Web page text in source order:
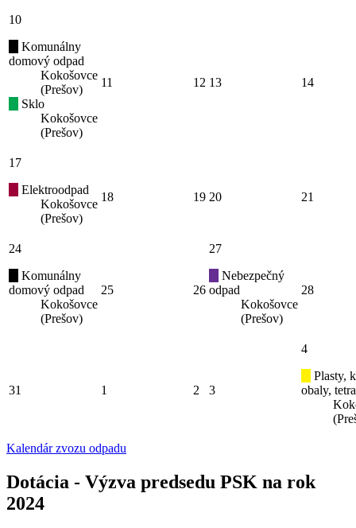
10
Komunálny
domový odpad
Kokošovce
(Prešov)
Sklo
Kokošovce
(Prešov)
11 12 13 14
17
Elektroodpad
Kokošovce
(Prešov)
18 19 20 21
24
Komunálny
domový odpad
Kokošovce
(Prešov)
25 26
27
Nebezpečný
odpad
Kokošovce
(Prešov)
28
31 1 2 3
4
Plasty,
obaly,
Kalendár zvozu odpadu
Dotácia - Výzva predsedu PSK na rok
2024